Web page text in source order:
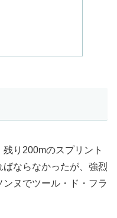
り200mのスプリント
ならなかったが、強烈
ヌでツール・ド・フラ